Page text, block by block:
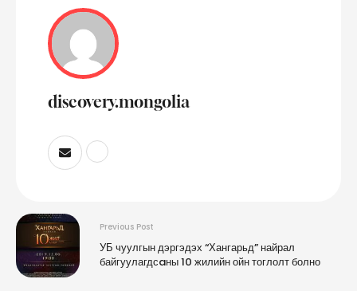
discovery.mongolia
Previous Post
УБ чуулгын дэргэдэх “Хангарьд” найрал
байгуулагдсaны 10 жилийн ойн тоглолт болно